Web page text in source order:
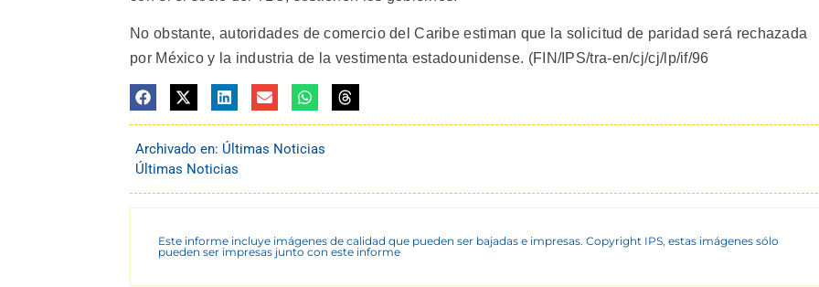
No obstante, autoridades de comercio del Caribe estiman que la solicitud de paridad será rechazada
por México y la industria de la vestimenta estadounidense. (FIN/IPS/tra-en/cj/cj/lp/if/96
Archivado en: Últimas Noticias
Últimas Noticias
Este informe incluye imágenes de calidad que pueden ser bajadas e impresas. Copyright IPS, estas imágenes sólo
pueden ser impresas junto con este informe